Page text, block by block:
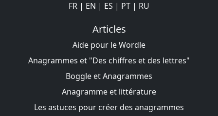
FR | EN | ES | PT | RU
Articles
Aide pour le Wordle
Anagrammes et "Des chiffres et des lettres"
Boggle et Anagrammes
Anagramme et littérature
Les astuces pour créer des anagrammes